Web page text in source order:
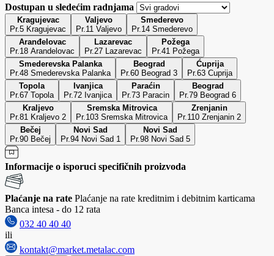
Dostupan u sledećim radnjama
Kragujevac
Pr.5 Kragujevac
Valjevo
Pr.11 Valjevo
Smederevo
Pr.14 Smederevo
Aranđelovac
Pr.18 Arandelovac
Lazarevac
Pr.27 Lazarevac
Požega
Pr.41 Požega
Smederevska Palanka
Pr.48 Smederevska Palanka
Beograd
Pr.60 Beograd 3
Ćuprija
Pr.63 Cuprija
Topola
Pr.67 Topola
Ivanjica
Pr.72 Ivanjica
Paraćin
Pr.73 Paracin
Beograd
Pr.79 Beograd 6
Kraljevo
Pr.81 Kraljevo 2
Sremska Mitrovica
Pr.103 Sremska Mitrovica
Zrenjanin
Pr.110 Zrenjanin 2
Bečej
Pr.90 Bečej
Novi Sad
Pr.94 Novi Sad 1
Novi Sad
Pr.98 Novi Sad 5
Informacije o isporuci specifičnih proizvoda
Plaćanje na rate Plaćanje na rate kreditnim i debitnim karticama
Banca intesa - do 12 rata
032 40 40 40
ili
kontakt@market.metalac.com